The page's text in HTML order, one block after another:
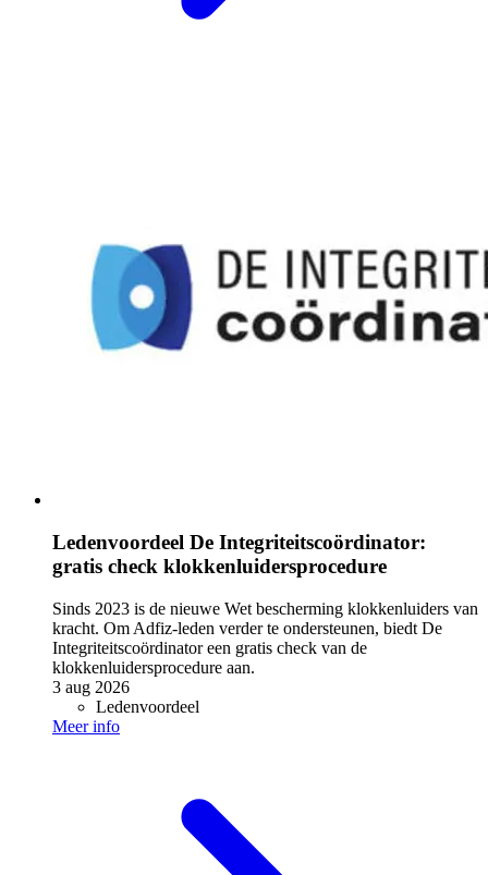
Ledenvoordeel De Integriteitscoördinator:
gratis check klokkenluidersprocedure
Sinds 2023 is de nieuwe Wet bescherming klokkenluiders van
kracht. Om Adfiz-leden verder te ondersteunen, biedt De
Integriteitscoördinator een gratis check van de
klokkenluidersprocedure aan.
3 aug 2026
Ledenvoordeel
Meer info